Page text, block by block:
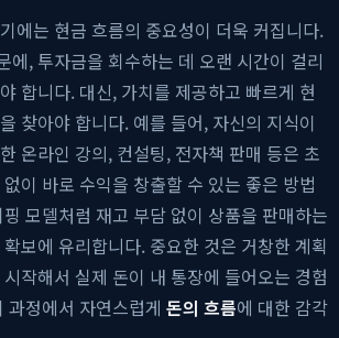
에는 현금 흐름의 중요성이 더욱 커집니다.
에, 투자금을 회수하는 데 오랜 시간이 걸리
합니다. 대신, 가치를 제공하고 빠르게 현
찾아야 합니다. 예를 들어, 자신의 지식이
온라인 강의, 컨설팅, 전자책 판매 등은 초
이 바로 수익을 창출할 수 있는 좋은 방법
모델처럼 재고 부담 없이 상품을 판매하는
보에 유리합니다. 중요한 것은 거창한 계획
작해서 실제 돈이 내 통장에 들어오는 경험
과정에서 자연스럽게 돈의 흐름에 대한 감각